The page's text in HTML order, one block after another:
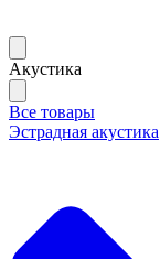
Акустика
Все товары
Эстрадная акустика